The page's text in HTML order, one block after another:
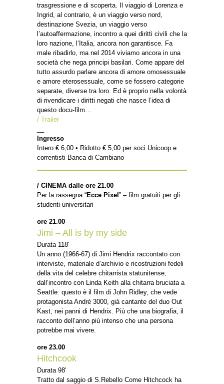
trasgressione e di scoperta. Il viaggio di Lorenza e
Ingrid, al contrario, è un viaggio verso nord,
destinazione Svezia, un viaggio verso
l’autoaffermazione, incontro a quei diritti civili che la
loro nazione, l’Italia, ancora non garantisce. Fa
male ribadirlo, ma nel 2014 viviamo ancora in una
società che nega principi basilari. Come appare del
tutto assurdo parlare ancora di amore omosessuale
e amore eterosessuale, come se fossero categorie
separate, diverse tra loro. Ed è proprio nella volontà
di rivendicare i diritti negati che nasce l’idea di
questo docu-film…
/ Trailer
Ingresso
Intero € 6,00 • Ridotto € 5,00 per soci Unicoop e
correntisti Banca di Cambiano
/ CINEMA dalle ore 21.00
Per la rassegna “Ecce Pixel” – film gratuiti per gli
studenti universitari
ore 21.00
Jimi – All is by my side
Durata 118′
Un anno (1966-67) di Jimi Hendrix raccontato con
interviste, materiale d’archivio e ricostruzioni fedeli
della vita del celebre chitarrista statunitense,
dall’incontro con Linda Keith alla chitarra bruciata a
Seattle: questo è il film di John Ridley, che vede
protagonista André 3000, già cantante del duo Out
Kast, nei panni di Hendrix. Più che una biografia, il
racconto dell’anno più intenso che una persona
potrebbe mai vivere.
ore 23.00
Hitchcook
Durata 98′
Tratto dal saggio di S.Rebello Come Hitchcock ha